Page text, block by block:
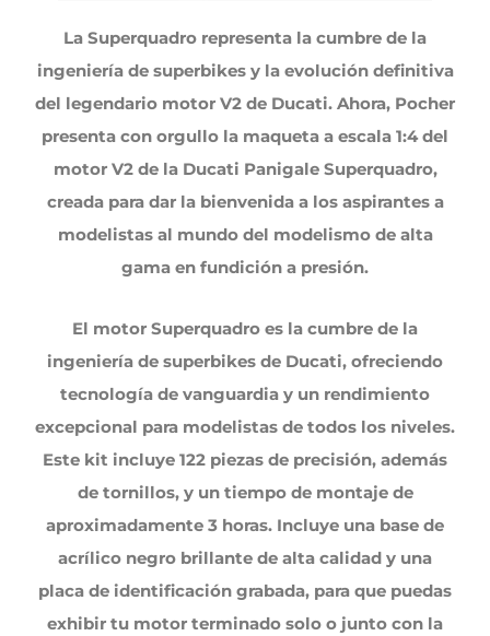
La Superquadro representa la cumbre de la
ingeniería de superbikes y la evolución definitiva
del legendario motor V2 de Ducati. Ahora, Pocher
presenta con orgullo la maqueta a escala 1:4 del
motor V2 de la Ducati Panigale Superquadro,
creada para dar la bienvenida a los aspirantes a
modelistas al mundo del modelismo de alta
gama en fundición a presión.
El motor Superquadro es la cumbre de la
ingeniería de superbikes de Ducati, ofreciendo
tecnología de vanguardia y un rendimiento
excepcional para modelistas de todos los niveles.
Este kit incluye 122 piezas de precisión, además
de tornillos, y un tiempo de montaje de
aproximadamente 3 horas. Incluye una base de
acrílico negro brillante de alta calidad y una
placa de identificación grabada, para que puedas
exhibir tu motor terminado solo o junto con la